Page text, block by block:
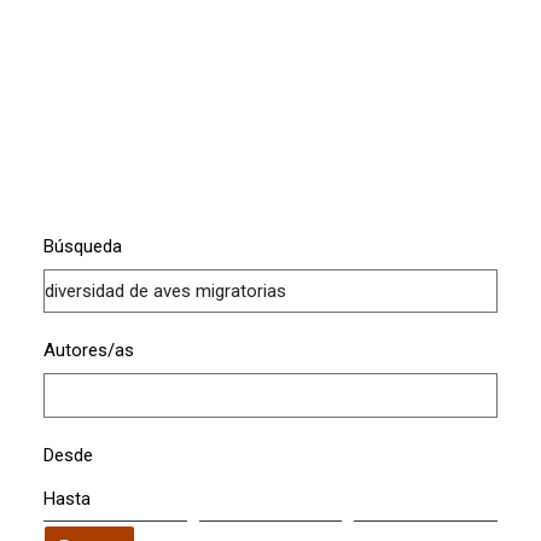
Búsqueda
Autores/as
Desde
Hasta